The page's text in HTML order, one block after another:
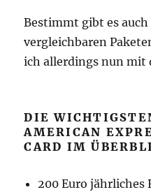
Bestimmt gibt es
vergleichbaren
ich allerdings nun mit
DIE
AMERICAN
CARD IM
200 Euro jährliches